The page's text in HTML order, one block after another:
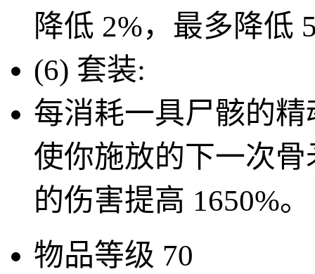
降低 2%，最多降低
(6) 套装:
每消耗一具尸骸的
使你施放的下一次
的伤害提高 1650%。
物品等级 70